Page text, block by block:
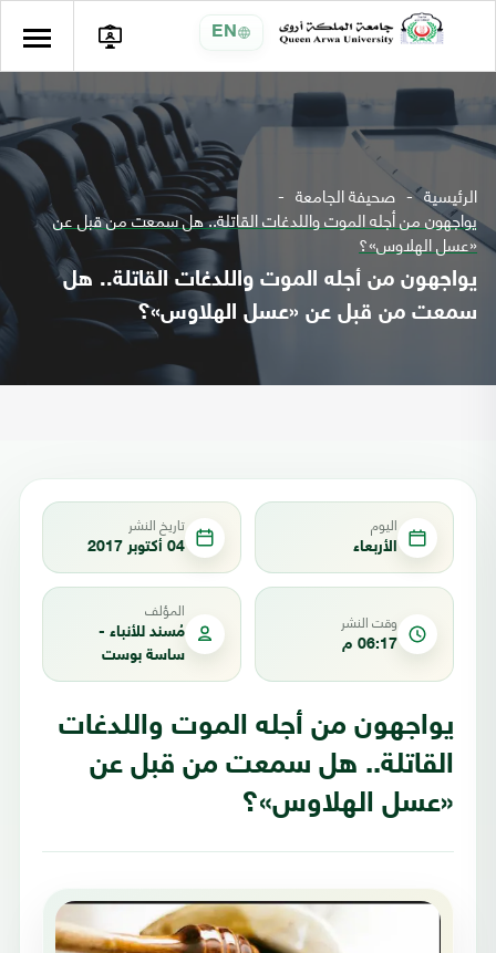
EN
الرئيسية صحيفة الجامعة
يواجهون من أجله الموت واللدغات القاتلة.. هل سمعت من قبل عن
«عسل الهلاوس»؟
يواجهون من أجله الموت واللدغات القاتلة.. هل
سمعت من قبل عن «عسل الهلاوس»؟
اليوم
الأربعاء
تاريخ النشر
04 أكتوبر 2017
وقت النشر
06:17 م
المؤلف
مُسند للأنباء -
ساسة بوست
يواجهون من أجله الموت واللدغات
القاتلة.. هل سمعت من قبل عن
«عسل الهلاوس»؟